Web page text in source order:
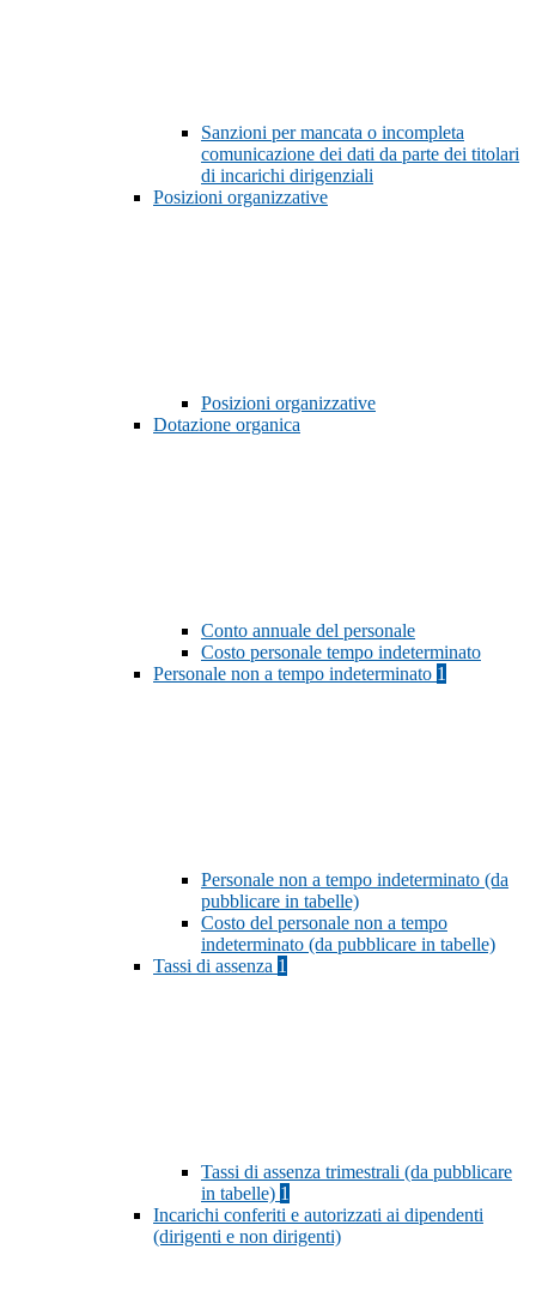
Sanzioni per mancata o incompleta
comunicazione dei dati da parte dei titolari
di incarichi dirigenziali
Posizioni organizzative
Posizioni organizzative
Dotazione organica
Conto annuale del personale
Costo personale tempo indeterminato
Personale non a tempo indeterminato 1
Personale non a tempo indeterminato (da
pubblicare in tabelle)
Costo del personale non a tempo
indeterminato (da pubblicare in tabelle)
Tassi di assenza 1
Tassi di assenza trimestrali (da pubblicare
in tabelle) 1
Incarichi conferiti e autorizzati ai dipendenti
(dirigenti e non dirigenti)